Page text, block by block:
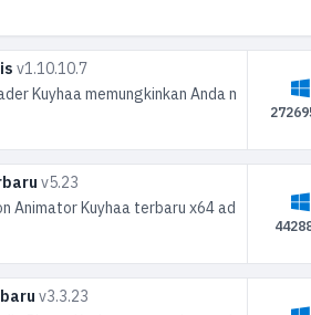
v1.10.10.7
Kuyhaa memungkinkan Anda
v5.23
Animator Kuyhaa terbaru x64 adalah
v3.3.23